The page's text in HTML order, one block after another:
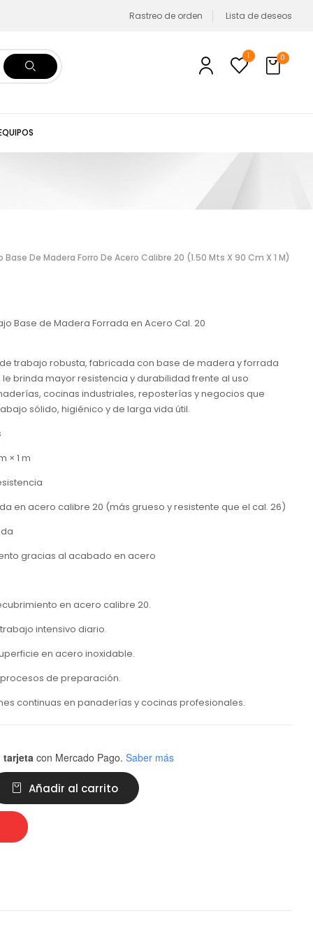
Rastreo de orden Lista de deseos
1 0
Base De Madera Forro De Acero Calibre 20 (1.50 Mts X 90 Cm X 1 M)
Base de Madera Forrada en Acero Cal. 20
de trabajo robusta, fabricada con base de madera y forrada
brinda mayor resistencia y durabilidad frente al uso
cocinas industriales, reposterías y negocios que
sólido, higiénico y de larga vida útil.
× 1 m
en acero calibre 20 (más grueso y resistente que el cal. 26)
gracias al acabado en acero
en acero calibre 20.
intensivo diario.
en acero inoxidable.
de preparación.
continuas en panaderías y cocinas profesionales.
tarjeta con Mercado Pago. Saber más
Añadir al carrito